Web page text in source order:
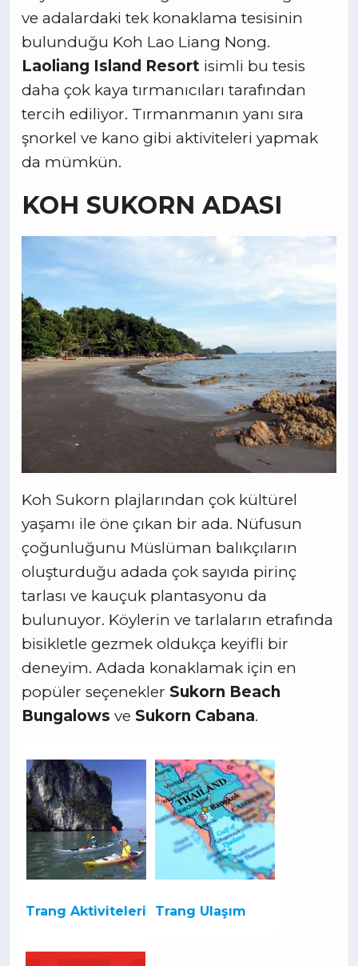
ve adalardaki tek konaklama tesisinin
bulunduğu Koh Lao Liang Nong.
Laoliang Island Resort isimli bu tesis
daha çok kaya tırmanıcıları tarafından
tercih ediliyor. Tırmanmanın yanı sıra
şnorkel ve kano gibi aktiviteleri yapmak
da mümkün.
KOH SUKORN ADASI
Koh Sukorn plajlarından çok kültürel
yaşamı ile öne çıkan bir ada. Nüfusun
çoğunluğunu Müslüman balıkçıların
oluşturduğu adada çok sayıda pirinç
tarlası ve kauçuk plantasyonu da
bulunuyor. Köylerin ve tarlaların etrafında
bisikletle gezmek oldukça keyifli bir
deneyim. Adada konaklamak için en
popüler seçenekler Sukorn Beach
Bungalows ve Sukorn Cabana.
Trang Aktiviteleri Trang Ulaşım